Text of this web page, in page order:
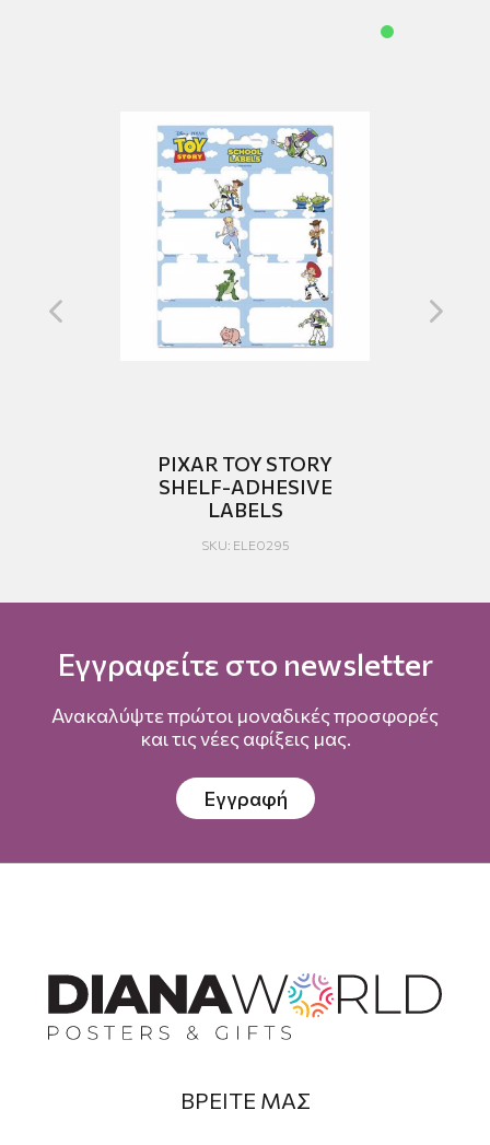
PIXAR TOY STORY
SHELF-ADHESIVE
LABELS
SKU: ELE0295
Εγγραφείτε στο newsletter
Ανακαλύψτε πρώτοι μοναδικές προσφορές
και τις νέες αφίξεις μας.
Εγγραφή
ΒΡΕΙΤΕ ΜΑΣ